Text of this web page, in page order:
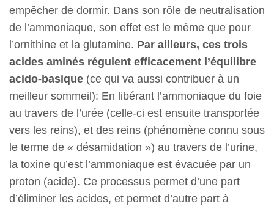
empêcher de dormir. Dans son rôle de neutralisation
de l’ammoniaque, son effet est le même que pour
l’ornithine et la glutamine. Par ailleurs, ces trois
acides aminés régulent efficacement l’équilibre
acido-basique (ce qui va aussi contribuer à un
meilleur sommeil): En libérant l’ammoniaque du foie
au travers de l’urée (celle-ci est ensuite transportée
vers les reins), et des reins (phénomène connu sous
le terme de « désamidation ») au travers de l’urine,
la toxine qu’est l’ammoniaque est évacuée par un
proton (acide). Ce processus permet d’une part
d’éliminer les acides, et permet d’autre part à